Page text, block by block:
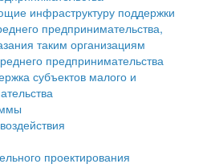
воздействия
проектирования
и застройки
инфраструктуру поддержки
предпринимательства,
таким организациям
предпринимательства
субъектов малого и
проектирования